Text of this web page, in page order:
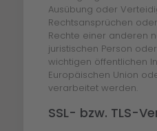
Ausübung oder
Rechtsansprüchen
Rechte einer anderen
juristischen Person
wichtigen öffentlichen
Europäischen Union
verarbeitet werden.
SSL- bzw. TLS-